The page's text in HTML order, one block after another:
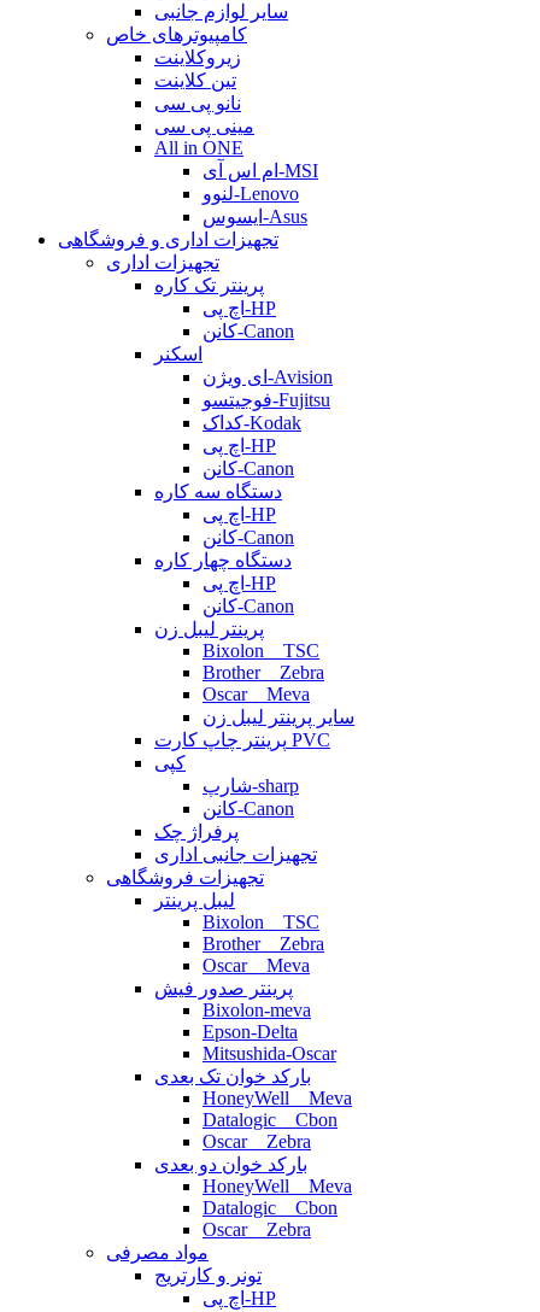
سایر لوازم جانبی
کامپیوترهای خاص
زیروکلاینت
تین کلاینت
نانو پی سی
مینی پی سی
All in ONE
ام اس آی-MSI
لنوو-Lenovo
ایسوس-Asus
تجهیزات اداری و فروشگاهی
تجهیزات اداری
پرینتر تک کاره
اچ پی-HP
کانن-Canon
اسکنر
ای ویژن-Avision
فوجیتسو-Fujitsu
کداک-Kodak
اچ پی-HP
کانن-Canon
دستگاه سه کاره
اچ پی-HP
کانن-Canon
دستگاه چهار کاره
اچ پی-HP
کانن-Canon
پرینتر لیبل زن
Bixolon _ TSC
Brother _ Zebra
Oscar _ Meva
سایر پرینتر لیبل زن
پرینتر چاپ کارت PVC
کپی
شارپ-sharp
کانن-Canon
پرفراژ چک
تجهیزات جانبی اداری
تجهیزات فروشگاهی
لیبل پرینتر
Bixolon _ TSC
Brother _ Zebra
Oscar _ Meva
پرینتر صدور فیش
Bixolon-meva
Epson-Delta
Mitsushida-Oscar
بارکد خوان تک بعدی
HoneyWell _ Meva
Datalogic _ Cbon
Oscar _ Zebra
بارکد خوان دو بعدی
HoneyWell _ Meva
Datalogic _ Cbon
Oscar _ Zebra
مواد مصرفی
تونر و کارتریج
اچ پی-HP